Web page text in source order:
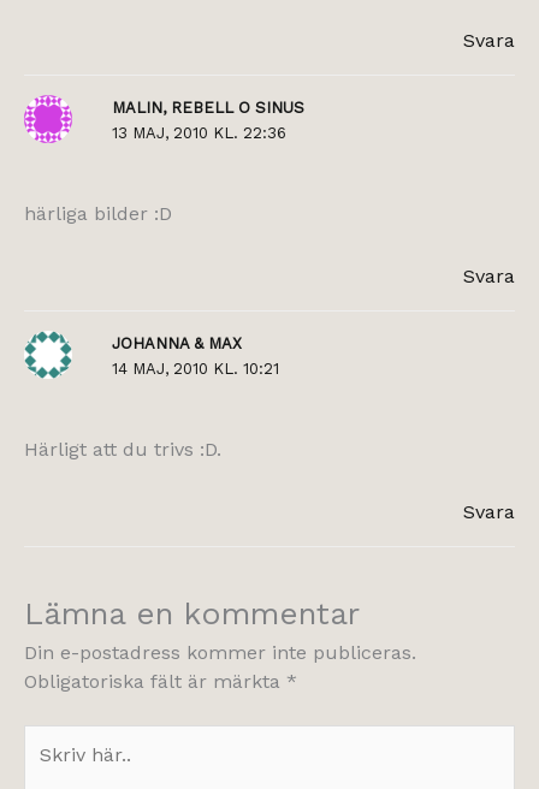
Svara
MALIN, REBELL O SINUS
13 MAJ, 2010 KL. 22:36
härliga bilder :D
Svara
JOHANNA & MAX
14 MAJ, 2010 KL. 10:21
Härligt att du trivs :D.
Svara
Lämna en kommentar
Din e-postadress kommer inte publiceras.
Obligatoriska fält är märkta *
här..